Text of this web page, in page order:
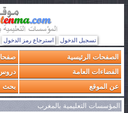
تسجيل الدخول استرجاع رمز الدخول
الصفحات الرئيسية
الفضاءات العامة
دروس
عن الموقع
بحث
المؤسسات التعليمية بالمغرب